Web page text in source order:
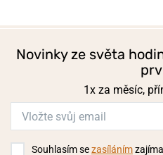
Novinky ze světa
1x za měsíc,
Souhlasím sezasíláním